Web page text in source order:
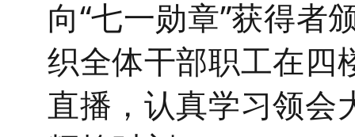
向“七一勋章”获得者
织全体干部职工在四
直播，认真学习领会